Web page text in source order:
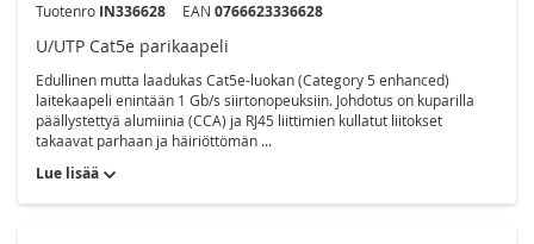
Tuotenro IN336628 EAN 0766623336628
U/UTP Cat5e parikaapeli
Edullinen mutta laadukas Cat5e-luokan (Category 5 enhanced)
laitekaapeli enintään 1 Gb/s siirtonopeuksiin. Johdotus on kuparilla
päällystettyä alumiinia (CCA) ja RJ45 liittimien kullatut liitokset
takaavat parhaan ja häiriöttömän ...
Lue lisää